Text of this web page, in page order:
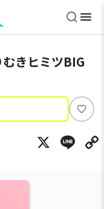
むきヒミツBIG
い
ね
X